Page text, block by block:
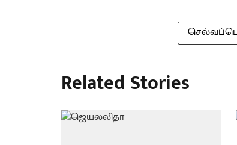
Related Stories